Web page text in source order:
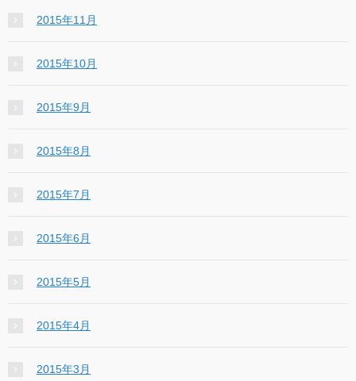
2015年11月
2015年10月
2015年9月
2015年8月
2015年7月
2015年6月
2015年5月
2015年4月
2015年3月